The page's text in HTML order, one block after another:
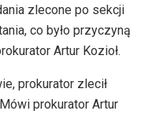
zlecone po sekcji
co było przyczyną
Artur Kozioł.
prokurator zlecił
prokurator Artur